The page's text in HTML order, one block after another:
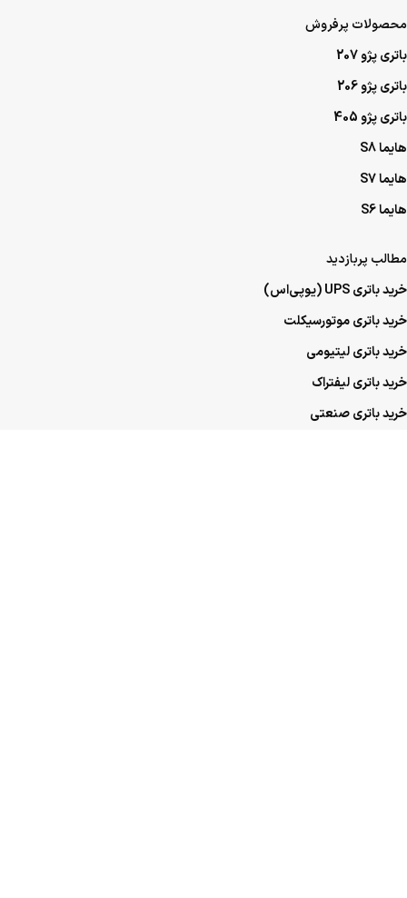
محصولات پرفروش
باتری پژو 207
باتری پژو 206
باتری پژو 405
هایما S8
هایما S7
هایما S6
مطالب پربازدید
خرید باتری UPS (یو‌پی‌اس)
خرید باتری موتورسیکلت
خرید باتری لیتیومی
خرید باتری لیفتراک
خرید باتری صنعتی